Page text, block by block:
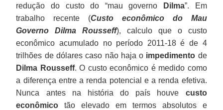
redução do custo do “mau governo
Dilma”. Em
trabalho recente (Custo econômico do Mau
Governo Dilma Rousseff), calculo que o custo
econômico acumulado no período 2011-18 é de 4
trilhões de dólares caso não haja o impedimento de
Dilma Rousseff. O custo econômico é medido como
a diferença entre a renda potencial e a renda efetiva.
Nunca antes na história do país houve custo
econômico tão elevado em termos absolutos e